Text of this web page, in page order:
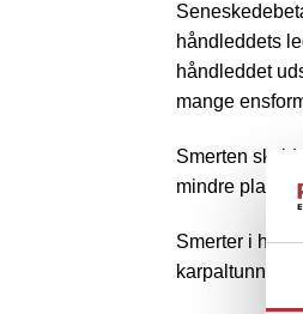
håndleddets
håndleddet
mange
Smerten
mindre plads.
Smerter i